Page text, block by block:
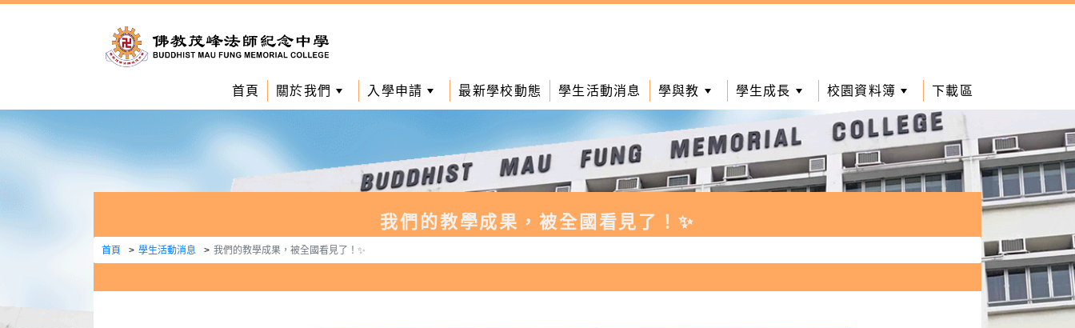
首頁 關於我們 入學申請 最新學校動態 學生活動消息 學與教 學生成長 校園資料簿 下載區
我們的教學成果，被全國看見了！✨
首頁 學生活動消息 我們的教學成果，被全國看見了！✨